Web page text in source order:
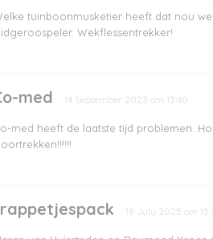
tuinboonmusketier heeft dat nou
Wekflessentrekker!
med 14 September 2023 om 13:40
med heeft de laatste tijd problemen.
18 July 2025 om